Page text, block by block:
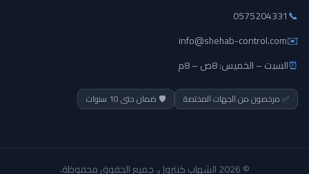
📞
0575204331
✉️
info@shehab-control.com
⏰السبت – الخميس: 8ص – 8م
✅ مرخصون من الجهات المختصة 🛡️ ضمان حتى 10 سنوات
© 2026 الشهاب كنترول. جميع الحقوق محفوظة.